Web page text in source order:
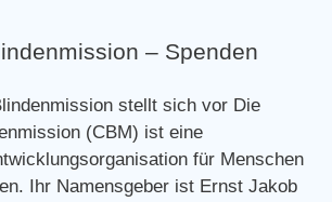
– Spenden
stellt sich vor Die
(CBM) ist eine
für Menschen
Ihr Namensgeber ist Ernst Jakob